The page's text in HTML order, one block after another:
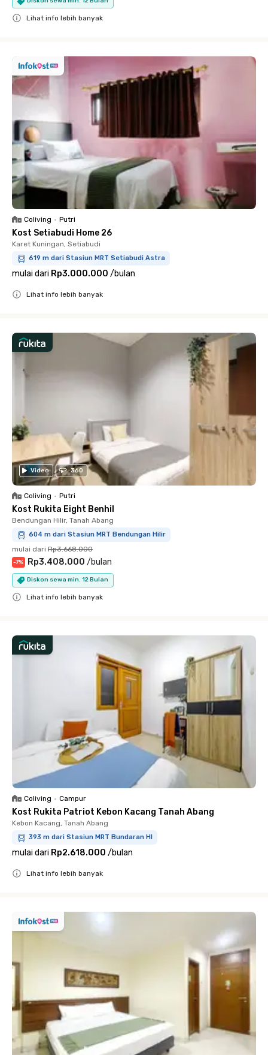
Lihat info lebih banyak
Coliving • Putri
Kost Setiabudi Home 26
Karet Kuningan, Setiabudi
619 m dari Stasiun MRT Setiabudi Astra
mulai dari Rp3.000.000 /bulan
Lihat info lebih banyak
Video 360
Coliving • Putri
Kost Rukita Eight Benhil
Bendungan Hilir, Tanah Abang
604 m dari Stasiun MRT Bendungan Hilir
mulai dari Rp3.668.000
-7% Rp3.408.000 /bulan
Diskon sewa min. 12 Bulan
Lihat info lebih banyak
Coliving • Campur
Kost Rukita Patriot Kebon Kacang Tanah Abang
Kebon Kacang, Tanah Abang
393 m dari Stasiun MRT Bundaran HI
mulai dari Rp2.618.000 /bulan
Lihat info lebih banyak